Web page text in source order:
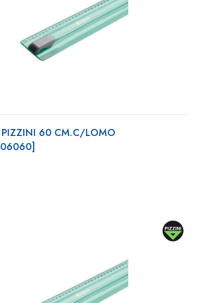
PIZZINI 60 CM.C/LOMO